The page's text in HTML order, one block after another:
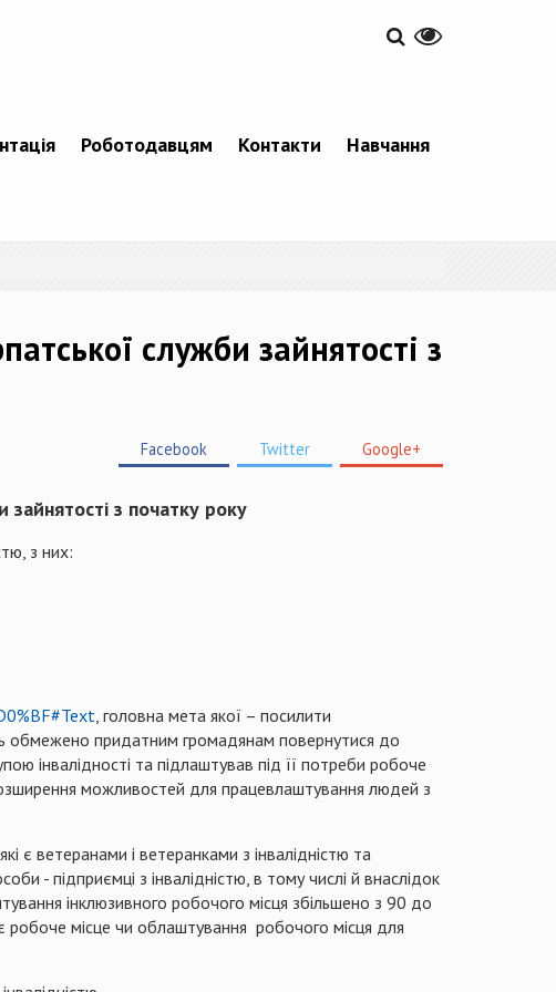
Роботодавцям Контакти Навчання
служби зайнятості з
Facebook Twitter Google+
зайнятості з початку року
з них:
, головна мета якої – посилити
обмежено придатним громадянам повернутися до
інвалідності та підлаштував під її потреби робоче
можливостей для працевлаштування людей з
є ветеранами і ветеранками з інвалідністю та
- підприємці з інвалідністю, в тому числі й внаслідок
інклюзивного робочого місця збільшено з 90 до
робоче місце чи облаштування робочого місця для